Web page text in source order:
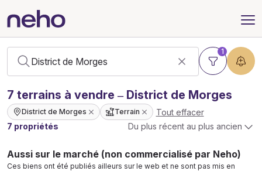
1
7 terrains à vendre – District de Morges
District de Morges Terrain
Tout effacer
7 propriétés
Du plus récent au plus ancien
Aussi sur le marché (non commercialisé par Neho)
Ces biens ont été publiés ailleurs sur le web et ne sont pas mis en